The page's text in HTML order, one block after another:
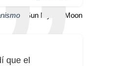
| Sun Myung Moon
que el